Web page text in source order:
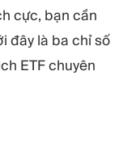
cực, bạn cần
đây là ba chỉ số
ETF chuyên